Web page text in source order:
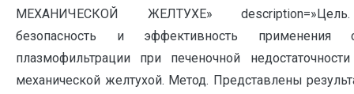
МЕХАНИЧЕСКОЙ ЖЕЛТУХЕ»
безопасность и эффективность применения
плазмофильтрации при печеночной
механической желтухой. Метод. Представлены